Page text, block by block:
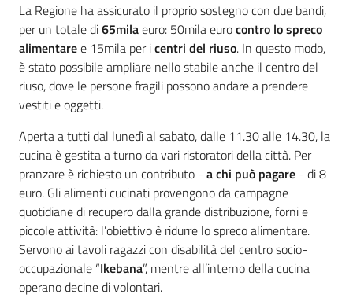
La Regione ha assicurato il proprio sostegno con due bandi,
per un totale di65milaeuro: 50mila eurocontro lo spreco
alimentaree 15mila per icentri del riuso. In questo modo,
è stato possibile ampliare nello stabile anche il centro del
riuso, dove le persone fragili possono andare a prendere
vestiti e oggetti.
Aperta a tutti dal lunedì al sabato, dalle 11.30 alle 14.30, la
cucina è gestita a turno da vari ristoratori della città. Per
pranzare è richiesto un contributo - a chi può pagare - di 8
euro. Gli alimenti cucinati provengono da campagne
quotidiane di recupero dalla grande distribuzione, forni e
piccole attività: l’obiettivo è ridurre lo spreco alimentare.
Servono ai tavoli ragazzi con disabilità del centro socio-
occupazionale “Ikebana”, mentre all’interno della cucina
operano decine di volontari.